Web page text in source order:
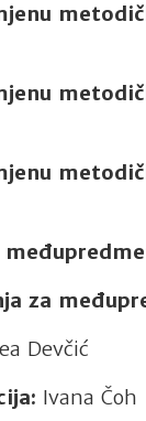
za
Devčić
Ivana Čoh